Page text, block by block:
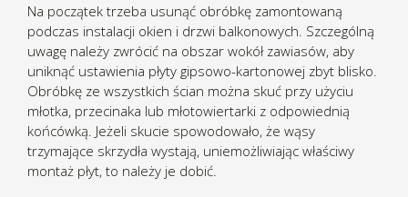
Na początek trzeba usunąć obróbkę zamontowaną
podczas instalacji okien i drzwi balkonowych. Szczególną
uwagę należy zwrócić na obszar wokół zawiasów, aby
uniknąć ustawienia płyty gipsowo-kartonowej zbyt blisko.
Obróbkę ze wszystkich ścian można skuć przy użyciu
młotka, przecinaka lub młotowiertarki z odpowiednią
końcówką. Jeżeli skucie spowodowało, że wąsy
trzymające skrzydła wystają, uniemożliwiając właściwy
montaż płyt, to należy je dobić.